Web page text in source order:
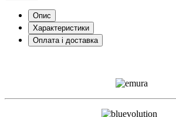
Опис
Характеристики
Оплата і доставка